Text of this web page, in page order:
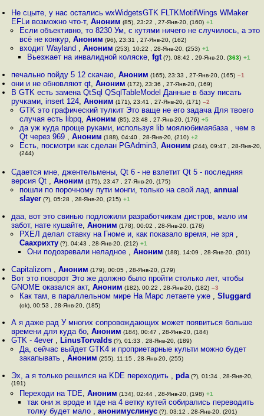
Не сцыте, у нас остались wxWidgetsGTK FLTKMotifWings WMaker
EFLи возможно что-т,Аноним (85), 23:22 , 27-Янв-20, (160) +1
Если объективно, то 8230 Ум, с кутями ничего не случилось, а это
всё не конкур, Аноним (96), 23:31 , 27-Янв-20, (162)
входит Wayland , Аноним (253), 10:22 , 28-Янв-20, (253) +1
Вьезжает на инвалидной коляске, fgt(?), 08:42 , 29-Янв-20, (363) +1
печально пойду 5 12 скачаю,Аноним (165), 23:33 , 27-Янв-20, (165) –1
они и не обновляют qt,Аноним (172), 23:36 , 27-Янв-20, (169)
В GTK есть замена QtSql QSqlTableModel Данные в базу писать
ручками, insert 124,Аноним (171), 23:41 , 27-Янв-20, (171) –2
GTK это графический тулкит Это ваще не его задача Для твоего
случая есть libpq, Аноним (85), 23:48 , 27-Янв-20, (176) +5
да уж куда проще руками, используя lib моялюбимаябаза , чем в
Qt через 969 , Аноним (188), 04:40 , 28-Янв-20, (210) +2
Есть, посмотри как сделан PGAdmin3, Аноним (244), 09:47 , 28-Янв-20,
(244)
Сдается мне, джентельмены, Qt 6 - не взлетит Qt 5 - последняя
версия Qt ,Аноним (175), 23:47 , 27-Янв-20, (175)
пошли по порочному пути монги, только на свой лад, annual
slayer(?), 05:28 , 28-Янв-20, (215) +1
даа, вот это свинью подложили разработчикам дистров, мало им
забот, нате кушайте,Аноним (178), 00:02 , 28-Янв-20, (178)
РХЕЛ делал ставку на Гноме и, как показало время, не зря ,
Саахрихту(?), 04:43 , 28-Янв-20, (212) +1
Они подозревали неладное , Аноним (188), 14:09 , 28-Янв-20, (301)
Capitalizom ,Аноним (179), 00:05 , 28-Янв-20, (179)
Вот это поворот Это же должно было пройти столько лет, чтобы
GNOME оказался акт,Аноним (182), 00:22 , 28-Янв-20, (182) –3
Как там, в параллельном мире На Марс летаете уже , Sluggard
(ok), 00:53 , 28-Янв-20, (185)
А я даже рад У многих сопровождающих может появиться больше
времени для куда бо,Аноним (184), 00:47 , 28-Янв-20, (184)
GTK - 4ever , LinusTorvalds (?), 01:33 , 28-Янв-20, (189)
Да, сейчас выйдет GTK4 и проприетарные культи можно будет
закапывать , Аноним (255), 11:15 , 28-Янв-20, (255)
Эх, а я только решился на KDE переходить ,pda (?), 01:34 , 28-Янв-20,
(191)
Переходи на TDE, Аноним (134), 02:44 , 28-Янв-20, (198) +1
так они ж вроде и тде на 4 ветку кутей собирались переводить
толку будет мало , анонимуслинус(?), 03:12 , 28-Янв-20, (201)